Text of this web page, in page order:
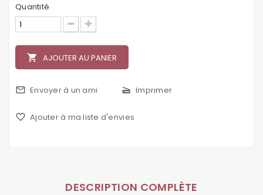
Quantité
local_grocery_store AJOUTER AU PANIER
mail_outline Envoyer à un ami scanner Imprimer
favorite_border Ajouter à ma liste d'envies
DESCRIPTION COMPLÈTE